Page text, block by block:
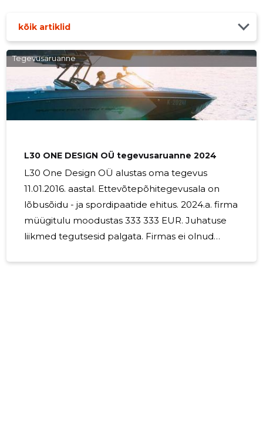
plaanis jätkata ühingu põhikirjalise tegevusega,
toetades ja edendades L30 klassi purjetamist Eestis ja
rahvusvaheliselt. Eesmärgiks on suurendada liikmete
arvu ja tugevdada koostööd rahvusvaheliste
purjetamisorganisatsioonidega. Täiendavad tegevused
lepitakse kokku jooksvalt vastavalt
kõik artiklid
Tegevusaruanne
L30 ONE DESIGN OÜ tegevusaruanne 2024
L30 One Design OÜ alustas oma tegevus
11.01.2016. aastal. Ettevõtepõhitegevusala on
lõbusõidu - ja spordipaatide ehitus. 2024.a. firma
müügitulu moodustas 333 333 EUR. Juhatuse
liikmed tegutsesid palgata. Firmas ei olnud